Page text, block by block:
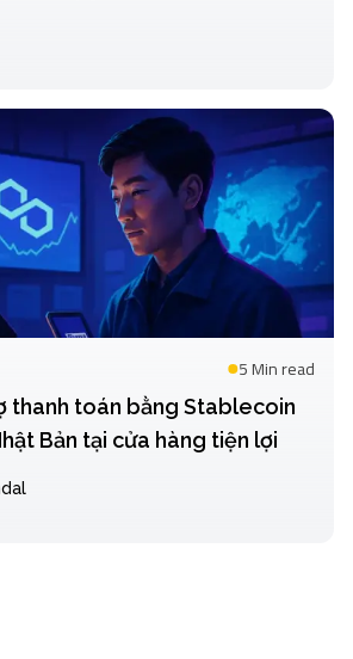
5 Minread
thanh toán bằng Stablecoin
Bản tại cửa hàng tiện lợi